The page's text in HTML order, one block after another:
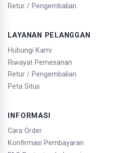
Retur / Pengembalian
LAYANAN PELANGGAN
Hubungi Kami
Riwayat Pemesanan
Retur / Pengembalian
Peta Situs
INFORMASI
Cara Order
Konfirmasi Pembayaran